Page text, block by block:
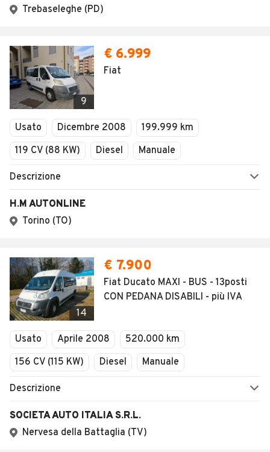
Trebaseleghe (PD)
9
€ 6.999
Fiat
Usato Dicembre 2008
199.999 km
119 CV (88 KW)
Diesel Manuale
Descrizione
H.M AUTONLINE
Torino (TO)
14
€ 7.900
Fiat Ducato MAXI - BUS - 13posti
CON PEDANA DISABILI - più IVA
Usato Aprile 2008
520.000 km
156 CV (115 KW)
Diesel Manuale
Descrizione
SOCIETA AUTO ITALIA S.R.L.
Nervesa della Battaglia (TV)